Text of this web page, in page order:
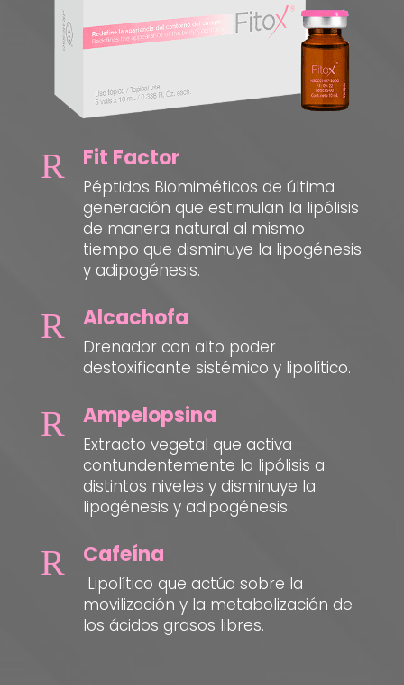
R Fit Factor
Péptidos Biomiméticos de última
generación que estimulan la lipólisis
de manera natural al mismo
tiempo que disminuye la lipogénesis
y adipogénesis.
R Alcachofa
Drenador con alto poder
destoxificante sistémico y lipolítico.
R Ampelopsina
Extracto vegetal que activa
contundentemente la lipólisis a
distintos niveles y disminuye la
lipogénesis y adipogénesis.
R Cafeína
Lipolítico que actúa sobre la
movilización y la metabolización de
los ácidos grasos libres.